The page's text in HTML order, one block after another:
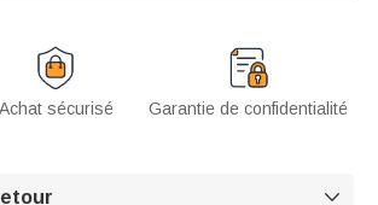
Achat sécurisé Garantie de confidentialité
